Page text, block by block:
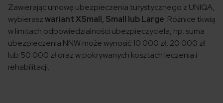
Zawierając umowę ubezpieczenia turystycznego z UNIQA,
wybieraszwariant XSmall, Small lub Large. Różnice tkwią
w limitach odpowiedzialności ubezpieczyciela, np. suma
ubezpieczenia NNW może wynosić 10 000 zł, 20 000 zł
lub 50 000 zł oraz w pokrywanych kosztach leczenia i
rehabilitacji.